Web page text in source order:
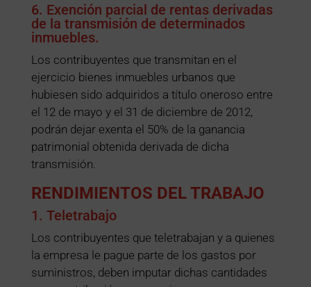
6. Exención parcial de rentas derivadas
de la transmisión de determinados
inmuebles.
Los contribuyentes que transmitan en el
ejercicio bienes inmuebles urbanos que
hubiesen sido adquiridos a título oneroso entre
el 12 de mayo y el 31 de diciembre de 2012,
podrán dejar exenta el 50% de la ganancia
patrimonial obtenida derivada de dicha
transmisión.
RENDIMIENTOS DEL TRABAJO
1. Teletrabajo
Los contribuyentes que teletrabajan y a quienes
la empresa le pague parte de los gastos por
suministros, deben imputar dichas cantidades